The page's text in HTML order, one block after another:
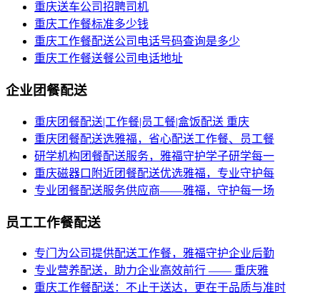
重庆送车公司招聘司机
重庆工作餐标准多少钱
重庆工作餐配送公司电话号码查询是多少
重庆工作餐送餐公司电话地址
企业团餐配送
重庆团餐配送|工作餐|员工餐|盒饭配送 重庆
重庆团餐配送选雅福，省心配送工作餐、员工餐
研学机构团餐配送服务，雅福守护学子研学每一
重庆磁器口附近团餐配送优选雅福，专业守护每
专业团餐配送服务供应商——雅福，守护每一场
员工工作餐配送
专门为公司提供配送工作餐，雅福守护企业后勤
专业营养配送，助力企业高效前行 —— 重庆雅
重庆工作餐配送：不止于送达，更在于品质与准时